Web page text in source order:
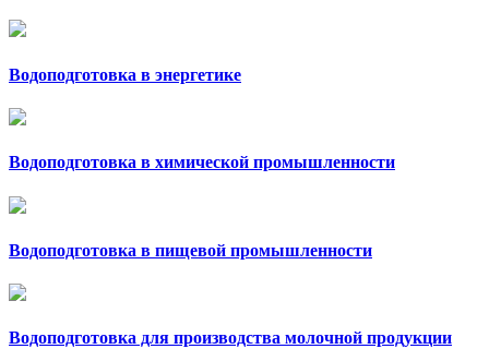
Водоподготовка в энергетике
Водоподготовка в химической промышленности
Водоподготовка в пищевой промышленности
Водоподготовка для производства молочной продукции